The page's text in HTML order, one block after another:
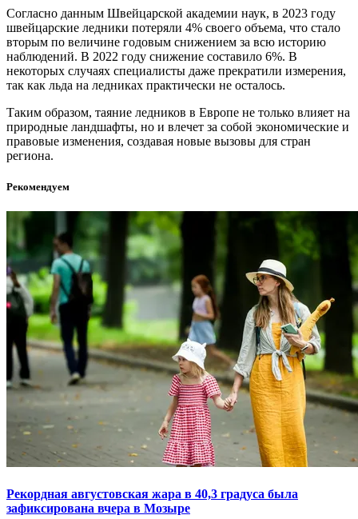
Согласно данным Швейцарской академии наук, в 2023 году
швейцарские ледники потеряли 4% своего объема, что стало
вторым по величине годовым снижением за всю историю
наблюдений. В 2022 году снижение составило 6%. В
некоторых случаях специалисты даже прекратили измерения,
так как льда на ледниках практически не осталось.
Таким образом, таяние ледников в Европе не только влияет на
природные ландшафты, но и влечет за собой экономические и
правовые изменения, создавая новые вызовы для стран
региона.
Рекомендуем
Рекордная августовская жара в 40,3 градуса была
зафиксирована вчера в Мозыре